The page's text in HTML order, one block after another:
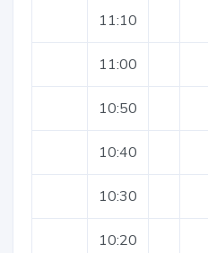
11:10
11:00
10:50
10:40
10:30
10:20